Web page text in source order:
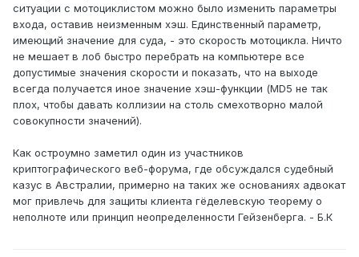
ситуации с мотоциклистом можно было изменить параметры
входа, оставив неизменным хэш. Единственный параметр,
имеющий значение для суда, - это скорость мотоцикла. Ничто
не мешает в лоб быстро перебрать на компьютере все
допустимые значения скорости и показать, что на выходе
всегда получается иное значение хэш-функции (MD5 не так
плох, чтобы давать коллизии на столь смехотворно малой
совокупности значений).
Как остроумно заметил один из участников
криптографического веб-форума, где обсуждался судебный
казус в Австралии, примерно на таких же основаниях адвокат
мог привлечь для защиты клиента гёделевскую теорему о
неполноте или принцип неопределенности Гейзенберга. - Б.К